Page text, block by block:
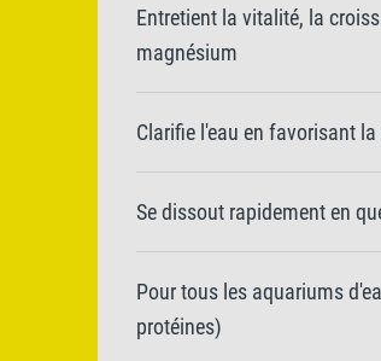
Entretient la vitalité, la
magnésium
Clarifie l'eau en favorisant
Se dissout rapidement en
Pour tous les aquariums
protéines)